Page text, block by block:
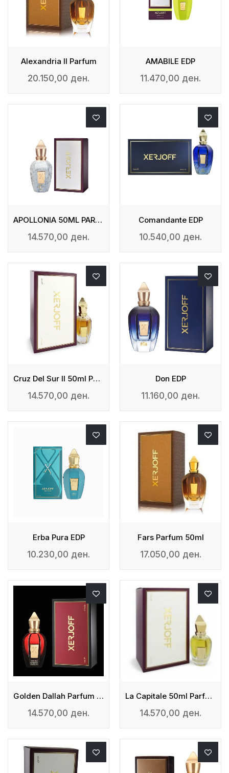
Alexandria II Parfum
20.150,00 ден.
AMABILE EDP
11.470,00 ден.
APOLLONIA 50ML PARFUM
14.570,00 ден.
Comandante EDP
10.540,00 ден.
Cruz Del Sur II 50ml Parfum
14.570,00 ден.
Don EDP
11.160,00 ден.
Erba Pura EDP
10.230,00 ден.
Fars Parfum 50ml
17.050,00 ден.
Golden Dallah Parfum 50ml
14.570,00 ден.
La Capitale 50ml Parfum
14.570,00 ден.